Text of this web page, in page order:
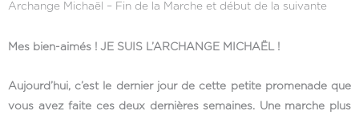
Archange Michaël – Fin de la Marche et début de la suivante
Mes bien-aimés ! JE SUIS L’ARCHANGE MICHAËL !
Aujourd’hui, c’est le dernier jour de cette petite promenade que
vous avez faite ces deux dernières semaines. Une marche plus